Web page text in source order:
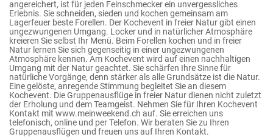
angereichert, ist für jeden Feinschmecker ein unvergessliches
Erlebnis. Sie schneiden, sieden und kochen gemeinsam am
Lagerfeuer beste Forellen. Der Kochevent in freier Natur gibt einen
ungezwungenen Umgang. Locker und in natürlicher Atmosphäre
kreieren Sie selbst Ihr Menü. Beim Forellen kochen und in freier
Natur lernen Sie sich gegenseitig in einer ungezwungenen
Atmosphäre kennen. Am Kochevent wird auf einen nachhaltigen
Umgang mit der Natur geachtet. Sie schärfen Ihre Sinne für
natürliche Vorgänge, denn stärker als alle Grundsätze ist die Natur.
Eine gelöste, anregende Stimmung begleitet Sie an diesem
Kochevent. Die Gruppenausflüge in freier Natur dienen nicht zuletzt
der Erholung und dem Teamgeist. Nehmen Sie für Ihren Kochevent
Kontakt mit www.meinweekend.ch auf. Sie erreichen uns
telefonisch, online und per Telefon. Wir beraten Sie zu Ihren
Gruppenausflügen und freuen uns auf Ihren Kontakt.